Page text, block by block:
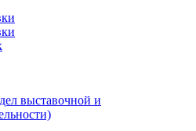
выставочной и